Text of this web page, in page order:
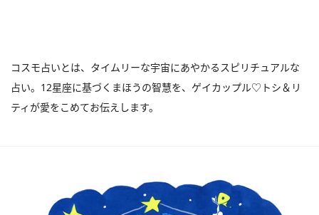
コスモ占いとは、タイムリーな宇宙にあやかるスピリチュアルな
占い。12星座に基づくまほうの智慧を、ゲイカップル♡トシ＆リ
ティが愛をこめてお伝えします。